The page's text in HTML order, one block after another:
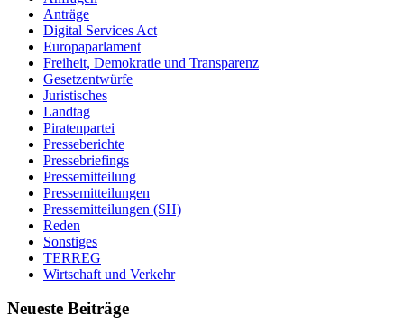
Anträge
Digital Services Act
Europaparlament
Freiheit, Demokratie und Transparenz
Gesetzentwürfe
Juristisches
Landtag
Piratenpartei
Presseberichte
Pressebriefings
Pressemitteilung
Pressemitteilungen
Pressemitteilungen (SH)
Reden
Sonstiges
TERREG
Wirtschaft und Verkehr
Neueste Beiträge